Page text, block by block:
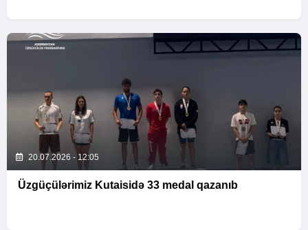
20.07.2026 - 12:05
Üzgüçülərimiz Kutaisidə 33 medal qazanıb